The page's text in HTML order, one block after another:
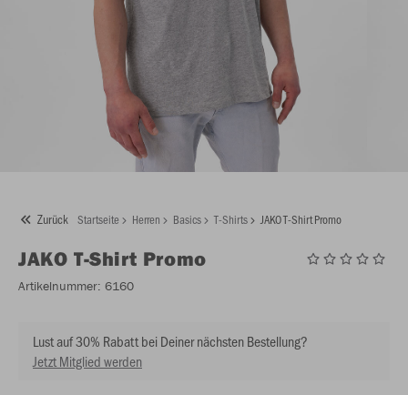
Zurück Startseite Herren Basics T-Shirts JAKO T-Shirt Promo
JAKO T-Shirt Promo
Artikelnummer: 6160
Lust auf 30% Rabatt bei Deiner nächsten Bestellung?
Jetzt Mitglied werden